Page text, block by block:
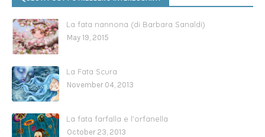
La fata nannona (di Barbara Sanaldi)
May 19, 2015
La Fata Scura
November 04, 2013
La fata farfalla e l'orfanella
October 23, 2013